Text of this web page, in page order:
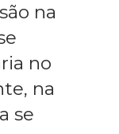
na
no
na
se